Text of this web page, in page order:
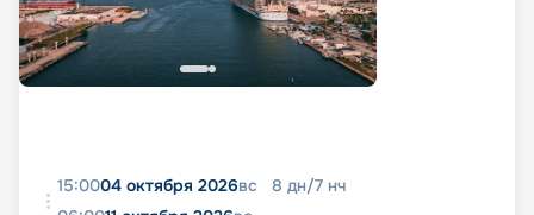
15:0004 октября 2026вс 8 дн/7 нч